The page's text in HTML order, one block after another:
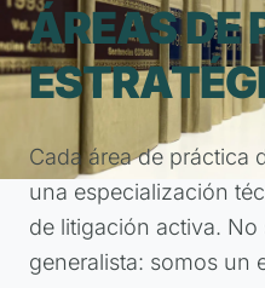
ÁREAS DE
Cada área de práctica
una especialización
de litigación activa.
generalista: somos un